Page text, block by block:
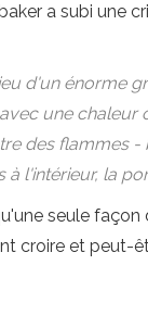
a subi une
d'un énorme
une chaleur
des flammes -
l'intérieur, la
seule
croire et peut-